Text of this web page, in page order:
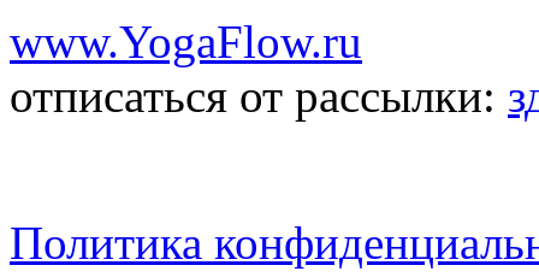
www.YogaFlow.ru
отписаться от рассылки:
Политика